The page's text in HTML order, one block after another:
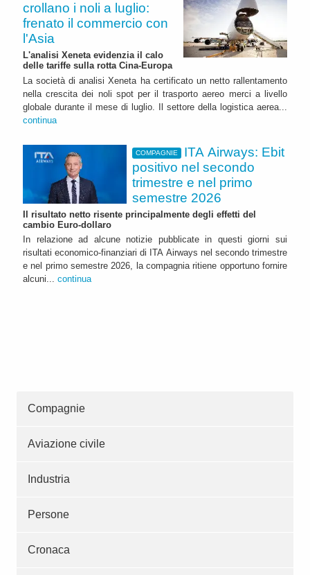
crollano i noli a luglio:
frenato il commercio con
l'Asia
L'analisi Xeneta evidenzia il calo
delle tariffe sulla rotta Cina-Europa
La società di analisi Xeneta ha certificato un netto rallentamento
nella crescita dei noli spot per il trasporto aereo merci a livello
globale durante il mese di luglio. Il settore della logistica aerea...
continua
COMPAGNIE
ITA Airways: Ebit
positivo nel secondo
trimestre e nel primo
semestre 2026
Il risultato netto risente principalmente degli effetti del
cambio Euro-dollaro
In relazione ad alcune notizie pubblicate in questi giorni sui
risultati economico-finanziari di ITA Airways nel secondo trimestre
e nel primo semestre 2026, la compagnia ritiene opportuno fornire
alcuni... continua
Compagnie
Aviazione civile
Industria
Persone
Cronaca